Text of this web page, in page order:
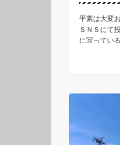
平素は大変
ＳＮＳにて
に写ってい